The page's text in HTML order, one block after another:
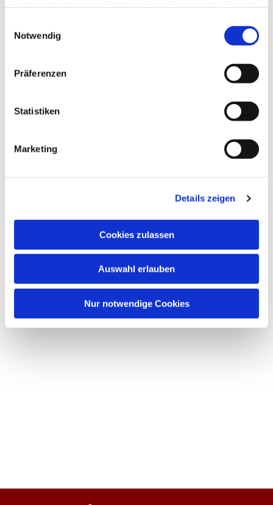
Notwendig
Präferenzen
Statistiken
Marketing
Details zeigen
Cookies zulassen
Auswahl erlauben
Nur notwendige Cookies